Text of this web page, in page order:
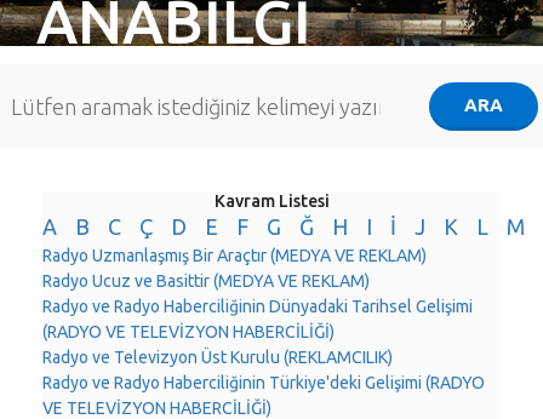
ANABİLGİ
Kavram Listesi
A B C Ç D E F G Ğ H I İ J K L M
Radyo Uzmanlaşmış Bir Araçtır (MEDYA VE REKLAM)
Radyo Ucuz ve Basittir (MEDYA VE REKLAM)
Radyo ve Radyo Haberciliğinin Dünyadaki Tarihsel Gelişimi
(RADYO VE TELEVİZYON HABERCİLİĞİ)
Radyo ve Televizyon Üst Kurulu (REKLAMCILIK)
Radyo ve Radyo Haberciliğinin Türkiye'deki Gelişimi (RADYO
VE TELEVİZYON HABERCİLİĞİ)